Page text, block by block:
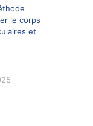
le corps
et